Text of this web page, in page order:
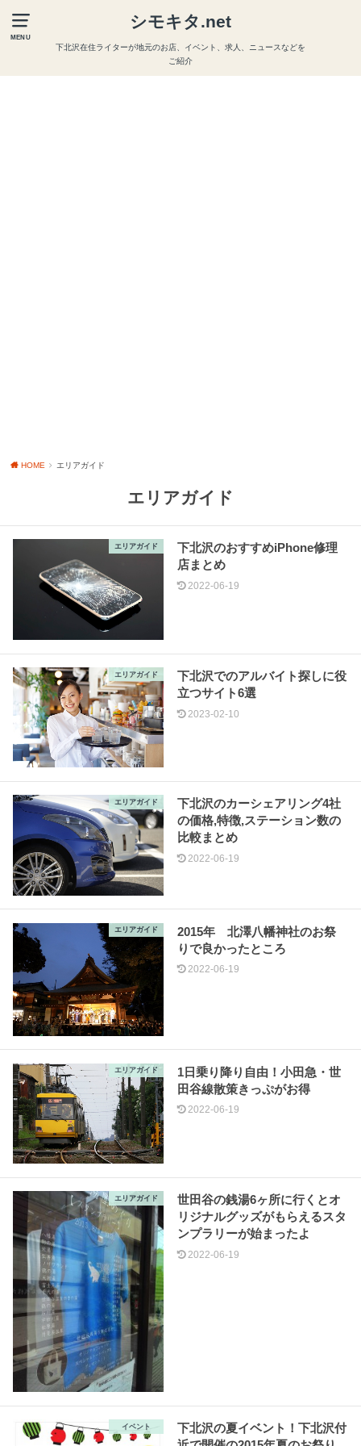
MENU
シモキタ.net
下北沢在住ライターが地元のお店、イベント、求人、ニュースなどを
ご紹介
HOME エリアガイド
エリアガイド
エリアガイド
下北沢のおすすめiPhone修理
店まとめ
2022-06-19
エリアガイド
下北沢でのアルバイト探しに役
立つサイト6選
2023-02-10
エリアガイド
下北沢のカーシェアリング4社
の価格,特徴,ステーション数の
比較まとめ
2022-06-19
エリアガイド
2015年 北澤八幡神社のお祭
りで良かったところ
2022-06-19
エリアガイド
1日乗り降り自由！小田急・世
田谷線散策きっぷがお得
2022-06-19
エリアガイド
世田谷の銭湯6ヶ所に行くとオ
リジナルグッズがもらえるスタ
ンプラリーが始まったよ
2022-06-19
イベント
下北沢の夏イベント！下北沢付